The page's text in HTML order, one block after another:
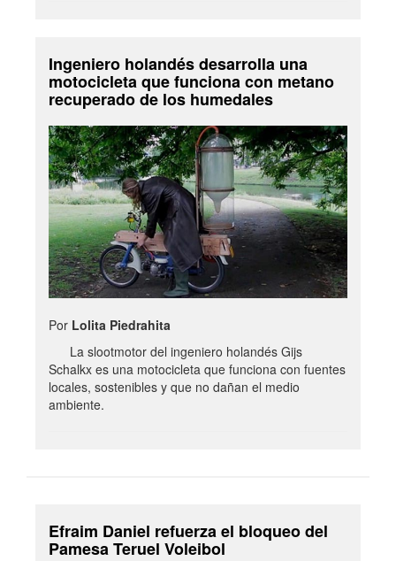
Ingeniero holandés desarrolla una
motocicleta que funciona con metano
recuperado de los humedales
Por Lolita Piedrahita
La slootmotor del ingeniero holandés Gijs
Schalkx es una motocicleta que funciona con fuentes
locales, sostenibles y que no dañan el medio
ambiente.
Efraim Daniel refuerza el bloqueo del
Pamesa Teruel Voleibol